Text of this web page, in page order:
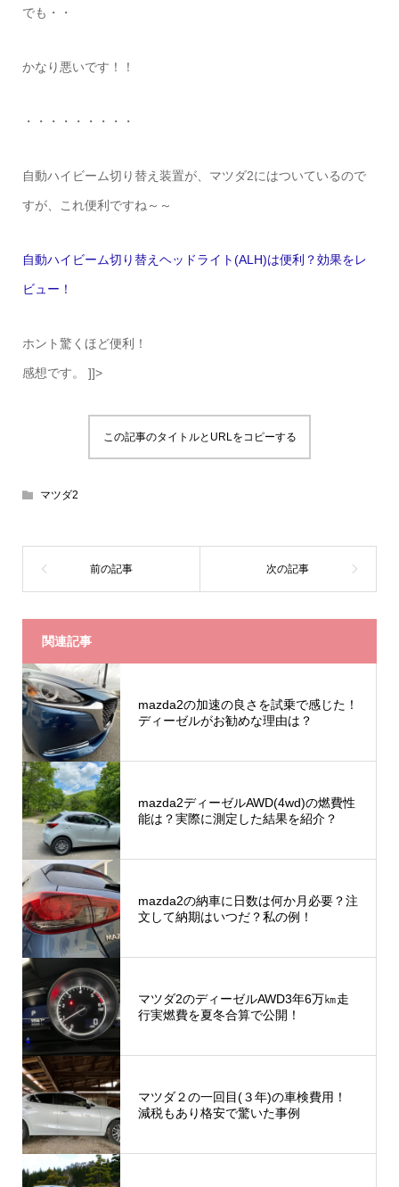
でも・・
かなり悪いです！！
・・・・・・・・・
自動ハイビーム切り替え装置が、マツダ2にはついているので
すが、これ便利ですね～～
自動ハイビーム切り替えヘッドライト(ALH)は便利？効果をレ
ビュー！
ホント驚くほど便利！
感想です。 ]]>
この記事のタイトルとURLをコピーする
マツダ2
関連記事
mazda2の加速の良さを試乗で感じた！
ディーゼルがお勧めな理由は？
mazda2ディーゼルAWD(4wd)の燃費性
能は？実際に測定した結果を紹介？
mazda2の納車に日数は何か月必要？注
文して納期はいつだ？私の例！
マツダ2のディーゼルAWD3年6万㎞走
行実燃費を夏冬合算で公開！
マツダ２の一回目(３年)の車検費用！
減税もあり格安で驚いた事例